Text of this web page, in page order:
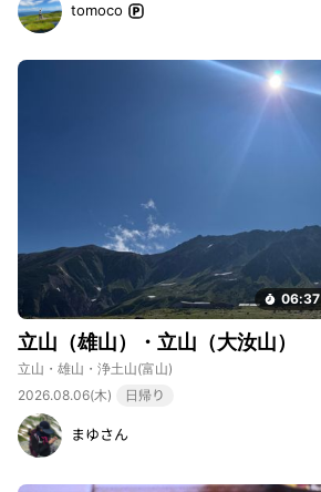
tomoco
06:37
立山（雄山）・立山（大汝山）
立山・雄山・浄土山(富山)
2026.08.06(木)
日帰り
まゆさん